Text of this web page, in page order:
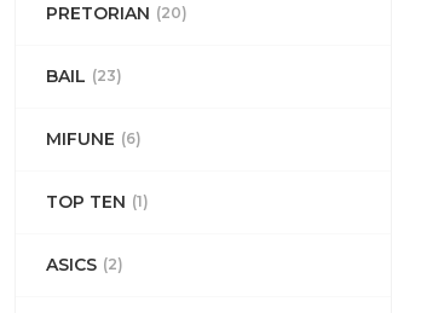
PRETORIAN (20)
BAIL (23)
MIFUNE (6)
TOP TEN (1)
ASICS (2)